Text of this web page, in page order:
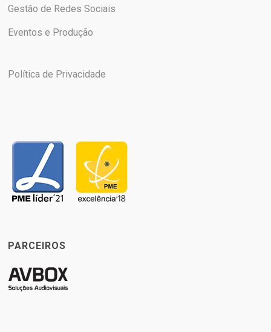
Gestão de Redes Sociais
Eventos e Produção
Política de Privacidade
PARCEIROS